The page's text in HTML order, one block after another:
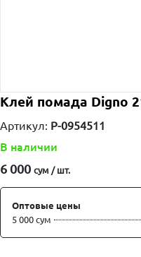
Клей помада Digno
Артикул: P-0954511
В наличии
6 000 сум / шт.
Оптовые цены
5 000 сум